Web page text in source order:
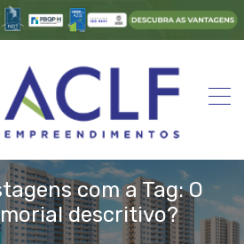
com a Tag: O
descritivo?